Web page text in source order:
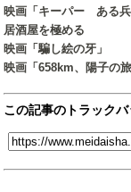
映画「キーパー ある兵
居酒屋を極める
映画「騙し絵の牙」
映画「658km、陽子の旅
この記事のトラック